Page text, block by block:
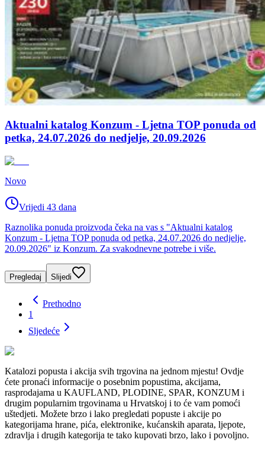
Aktualni katalog Konzum - Ljetna TOP ponuda od
petka, 24.07.2026 do nedjelje, 20.09.2026
Novo
Vrijedi 43 dana
Raznolika ponuda proizvoda čeka na vas s "Aktualni katalog
Konzum - Ljetna TOP ponuda od petka, 24.07.2026 do nedjelje,
20.09.2026" iz Konzum. Za svakodnevne potrebe i više.
Pregledaj Slijedi
Prethodno
1
Sljedeće
Katalozi popusta i akcija svih trgovina na jednom mjestu! Ovdje
ćete pronaći informacije o posebnim popustima, akcijama,
rasprodajama u KAUFLAND, PLODINE, SPAR, KONZUM i
drugim popularnim trgovinama u Hrvatskoj i to će vam pomoći
uštedjeti. Možete brzo i lako pregledati popuste i akcije po
kategorijama hrane, pića, elektronike, kućanskih aparata, ljepote,
zdravlja i drugih kategorija te tako kupovati brzo, lako i povoljno.